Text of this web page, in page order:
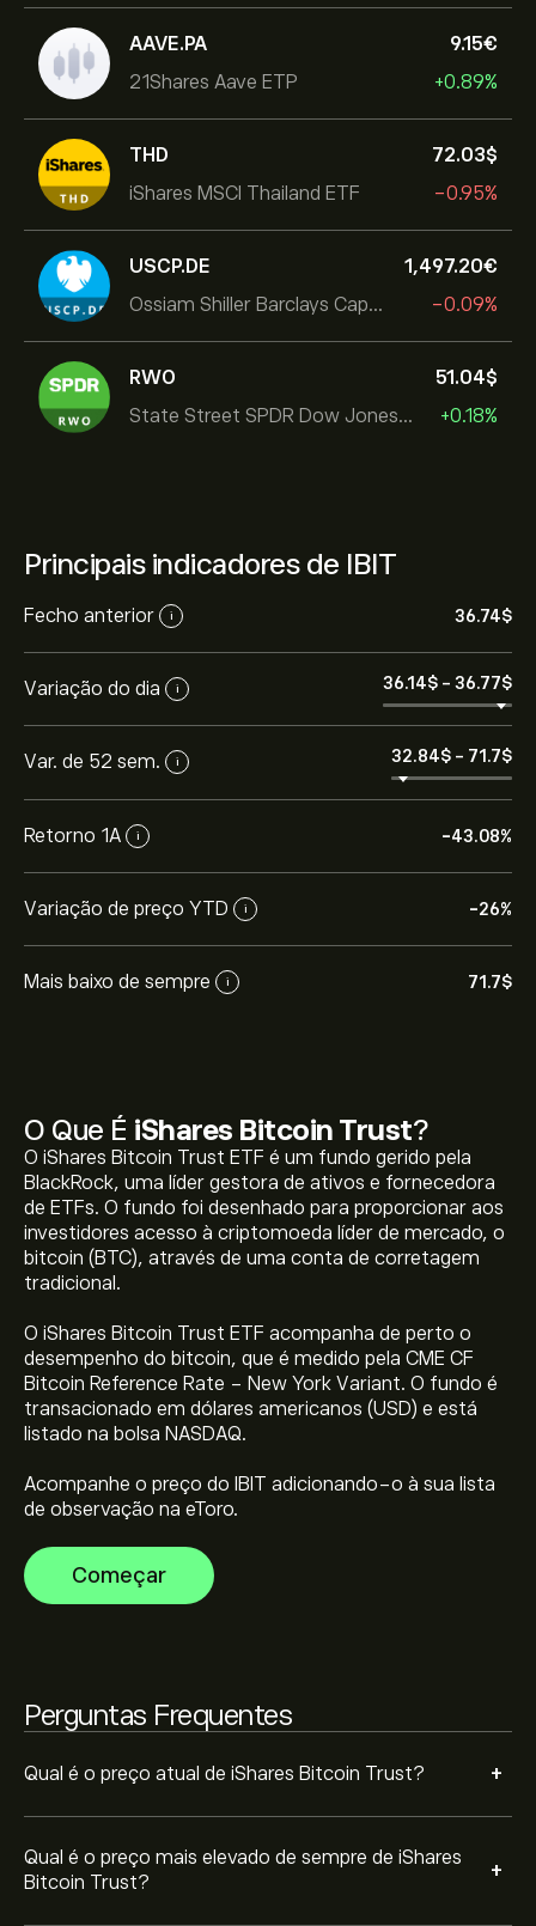
AAVE.PA
21Shares Aave ETP
9.15‎€‎
+0.89%
THD
iShares MSCI Thailand ETF
72.03‎$‎
-0.95%
USCP.DE
Ossiam Shiller Barclays Cape US Sector Value TR
1,497.20‎€‎
-0.09%
RWO
State Street SPDR Dow Jones Global
51.04‎$‎
+0.18%
Principais indicadores de IBIT
Fecho anterior i 36.74‎$‎
Variação do dia i 36.14‎$‎ - 36.77‎$‎
Var. de 52 sem. i 32.84‎$‎ - 71.7‎$‎
Retorno 1A i -43.08%
Variação de preço YTD i -26%
Mais baixo de sempre i 71.7‎$‎
O Que É iShares Bitcoin Trust?
O iShares Bitcoin Trust ETF é um fundo gerido pela
BlackRock, uma líder gestora de ativos e fornecedora
de ETFs. O fundo foi desenhado para proporcionar aos
investidores acesso à criptomoeda líder de mercado, o
bitcoin (BTC), através de uma conta de corretagem
tradicional.
O iShares Bitcoin Trust ETF acompanha de perto o
desempenho do bitcoin, que é medido pela CME CF
Bitcoin Reference Rate - New York Variant. O fundo é
transacionado em dólares americanos (USD) e está
listado na bolsa NASDAQ.
Acompanhe o preço do IBIT adicionando-o à sua lista
de observação na eToro.
Começar
Perguntas Frequentes
Qual é o preço atual de iShares Bitcoin Trust? +
O preço atual de IBIT é 36.72‎$‎
Qual é o preço mais elevado de sempre de iShares
Bitcoin Trust?
+
O preço mais elevado de iShares Bitcoin Trust é 71.70‎$‎
Selecione o período de tempo "1D" ou "1S" no gráfico
eToro e diminua o zoom para ver os movimentos
iShares Bitcoin Trust variou entre -29.99‎$‎ durante o
último ano.
Para comprar IBIT, visite "iShares Bitcoin Trust (IBIT)" a
página no website da eToro. Depois de ter criado uma